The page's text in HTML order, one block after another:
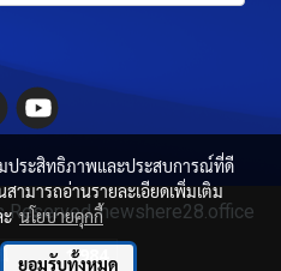
newshere28.office
1,984
มประสิทธิภาพและประสบการณ์ที่ดี
ามารถอ่านรายละเอียดเพิ่มเติม
ะนโยบายคุกกี้
ยอมรับทั้งหมด